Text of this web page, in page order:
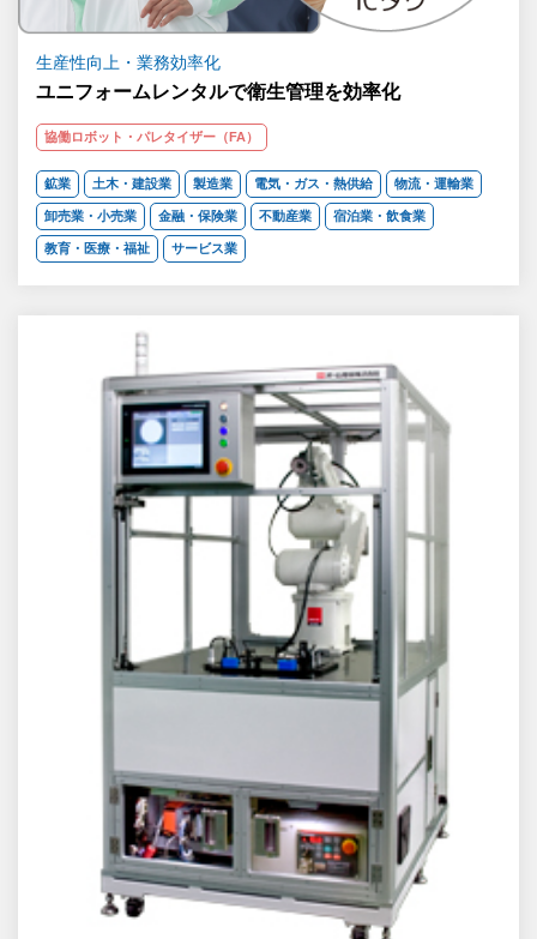
生産性向上・業務効率化
ユニフォームレンタルで衛生管理を効率化
協働ロボット・パレタイザー（FA）
鉱業 土木・建設業 製造業 電気・ガス・熱供給 物流・運輸業
卸売業・小売業 金融・保険業 不動産業 宿泊業・飲食業
教育・医療・福祉 サービス業